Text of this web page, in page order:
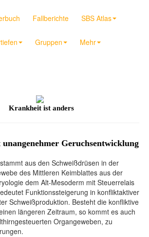
Fallberichte SBS Atlas
Gruppen Mehr
Krankheit ist anders
Geruchsentwicklung
aus den Schweißdrüsen in der
des Mittleren Keimblattes aus der
dem Alt-Mesoderm mit Steuerrelais
Funktionssteigerung in konfliktaktiver
Schweißproduktion. Besteht die konfliktive
längeren Zeitraum, so kommt es auch
Organgeweben, zu